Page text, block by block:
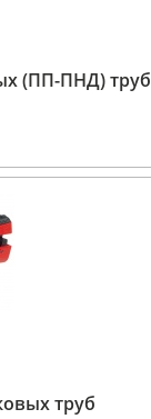
(ПП-ПНД) труб
труб